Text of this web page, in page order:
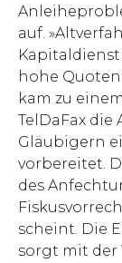
auf.
hohe
kam zu
TelDaFax
Gläubigern
vorbereitet.
des
scheint. Die
sorgt mit der